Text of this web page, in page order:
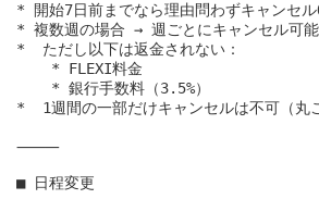
* 開始7日前までなら理由問わずキャンセル
* 複数週の場合 → 週ごとにキャンセル可能
*  ただし以下は返金されない：
    * FLEXI料金
    * 銀行手数料（3.5%）
*  1週間の一部だけキャンセルは不可（丸
⸻
■ 日程変更